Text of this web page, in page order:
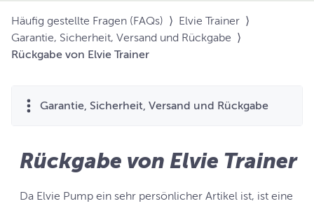
Häufig gestellte Fragen (FAQs) ⟩ Elvie Trainer ⟩
Garantie, Sicherheit, Versand und Rückgabe ⟩
Rückgabe von Elvie Trainer
Garantie, Sicherheit, Versand und Rückgabe
Rückgabe von Elvie Trainer
Da Elvie Pump ein sehr persönlicher Artikel ist, ist eine